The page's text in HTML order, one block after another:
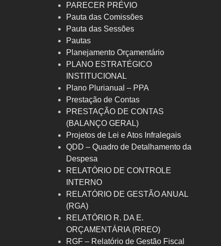
PARECER PRÉVIO
Pauta das Comissões
Pauta das Sessões
Pautas
Planejamento Orçamentário
PLANO ESTRATÉGICO
INSTITUCIONAL
Plano Plurianual – PPA
Prestação de Contas
PRESTAÇÃO DE CONTAS
(BALANÇO GERAL)
Projetos de Lei e Atos Infralegais
QDD – Quadro de Detalhamento da
Despesa
RELATÓRIO DE CONTROLE
INTERNO
RELATÓRIO DE GESTÃO ANUAL
(RGA)
RELATÓRIO R. DA E.
ORÇAMENTÁRIA (RREO)
RGF – Relatório de Gestão Fiscal